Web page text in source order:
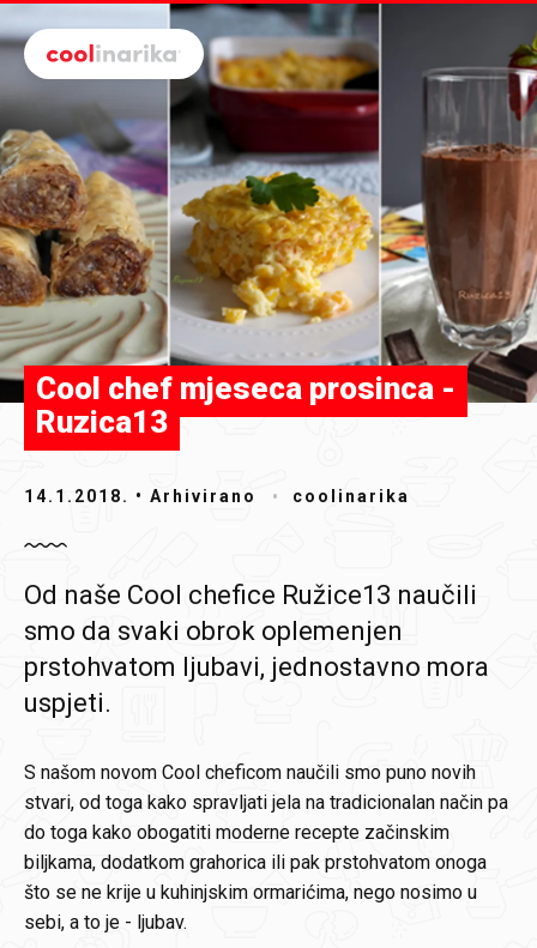
Preskoči na glavni sadržaj
Cool chef mjeseca prosinca -
Ruzica13
14.1.2018. • Arhivirano coolinarika
Od naše Cool chefice Ružice13 naučili
smo da svaki obrok oplemenjen
prstohvatom ljubavi, jednostavno mora
uspjeti.
S našom novom Cool cheficom naučili smo puno novih
stvari, od toga kako spravljati jela na tradicionalan način pa
do toga kako obogatiti moderne recepte začinskim
biljkama, dodatkom grahorica ili pak prstohvatom onoga
što se ne krije u kuhinjskim ormarićima, nego nosimo u
sebi, a to je - ljubav.